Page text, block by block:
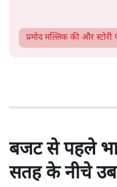
प्रमोद मल्लिक की और स्टोरी
बजट से पहले
सतह के नीचे